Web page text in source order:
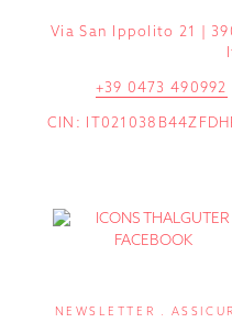
Via San Ippolito 21 |
+39 0473 490992
CIN:
NEWSLETTER